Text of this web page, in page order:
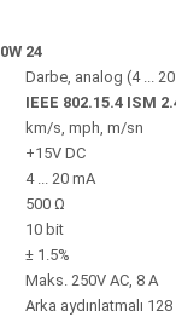
24
Darbe, analog (4 ...
IEEE 802.15.4 ISM
km/s, mph, m/sn
+15V DC
4 ... 20 mA
500 Ω
10 bit
± 1.5%
Maks. 250V AC, 8 A
Arka aydınlatmalı